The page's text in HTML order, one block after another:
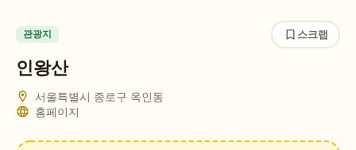
관광지 스크랩
인왕산
서울특별시 종로구 옥인동
홈페이지